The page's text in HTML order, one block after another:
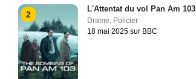
2
L'Attentat du vol Pan Am 103
Drame, Policier
18 mai 2025 sur BBC